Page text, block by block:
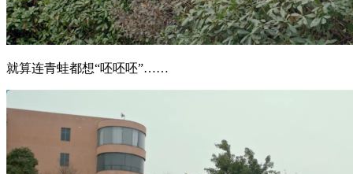
就算连青蛙都想“呸呸呸”……